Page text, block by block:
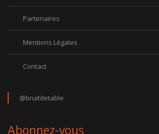
Partenaires
Mentions Légales
Contact
@bruitdetable
Abonnez-vous